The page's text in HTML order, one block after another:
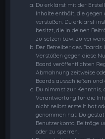
Du erklärst mit der
Inhalte enthält, die gegen
verstoßen. Du erklärst
besitzt, die in deinen
zu setzen bzw. zu
Der Betreiber des
Verstößen gegen diese
Board veröffentlichten
Abmahnung zeitweise
Boards ausschließen
Du nimmst zur Kenntnis,
Verantwortung für die
nicht selbst erstellt hat
genommen hat. Du
Benutzerkonto, Beiträge
oder zu sperren.